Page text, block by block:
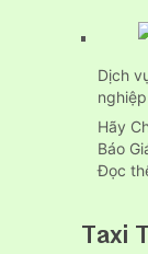
Dịch
nghiệp
Hãy
Báo
Đọc
Taxi